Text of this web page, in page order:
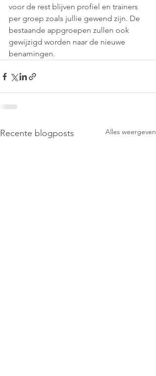
voor de rest blijven profiel en trainers
per groep zoals jullie gewend zijn. De
bestaande appgroepen zullen ook
gewijzigd worden naar de nieuwe
benamingen.
Recente blogposts Alles weergeven